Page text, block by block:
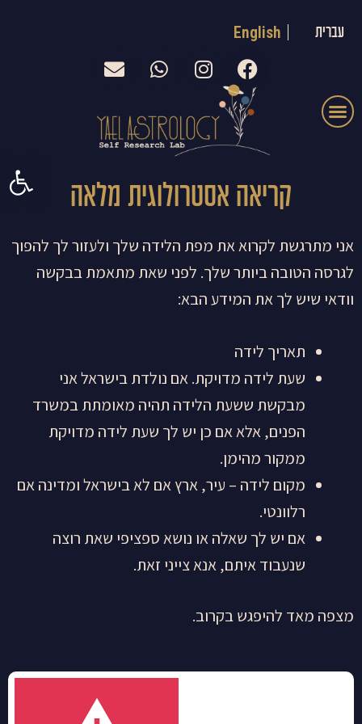
פתח
לתוכןעברית English
F
a
c
e
b
o
k
I
n
t
a
g
r
a
W
h
t
s
p
p
E
n
e
l
p
e
תפריט
קריאה אסטרולוגית מלאה
אני מתרגשת לקרוא את מפת הלידה שלך ולעזור לך להפוך
לגרסה הטובה ביותר שלך. לפני שאת מתאמת בבקשה
וודאי שיש לך את המידע הבא:
תאריך לידה
שעת לידה מדויקת. אם נולדת בישראל אני
מבקשת ששעת הלידה תהיה מאומתת במשרד
הפנים, אלא אם כן יש לך שעת לידה מדויקת
ממקור מהימן.
מקום לידה – עיר, ארץ אם לא בישראל ומדינה אם
רלוונטי.
אם יש לך שאלה או נושא ספציפי שאת רוצה
שנעבוד איתם, אנא צייני זאת.
מצפה מאד להיפגש בקרוב.